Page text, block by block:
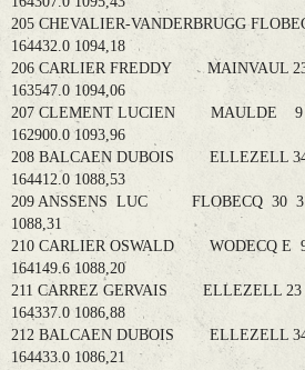
205 CHEVALIER-VANDERBRUGG
164432.0 1094,18
206 CARLIER FREDDY MAINVAUL
163547.0 1094,06
207 CLEMENT LUCIEN MAULDE 9 3
162900.0 1093,96
208 BALCAEN DUBOIS ELLEZELL
164412.0 1088,53
209 ANSSENS LUC FLOBECQ 30 3
1088,31
210 CARLIER OSWALD WODECQ
164149.6 1088,20
211 CARREZ GERVAIS ELLEZELL
164337.0 1086,88
212 BALCAEN DUBOIS ELLEZELL
164433.0 1086,21